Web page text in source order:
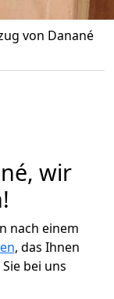
von Danané
wir
nach einem
, das Ihnen
bei uns